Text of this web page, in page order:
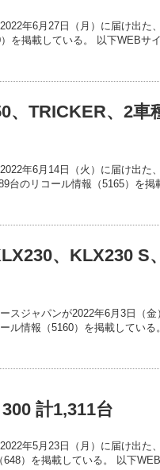
年6月27日（月）に届け出た
を掲載している。 以下WEBサ
、TRICKER、2車
年6月14日（火）に届け出た、
台のリコール情報（5165）を掲
、KLX230 S
スジャパンが2022年6月3日（金
ル情報（5160）を掲載している。
計1,311台
年5月23日（月）に届け出た
）を掲載している。 以下